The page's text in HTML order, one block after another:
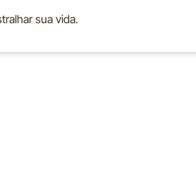
sua vida.